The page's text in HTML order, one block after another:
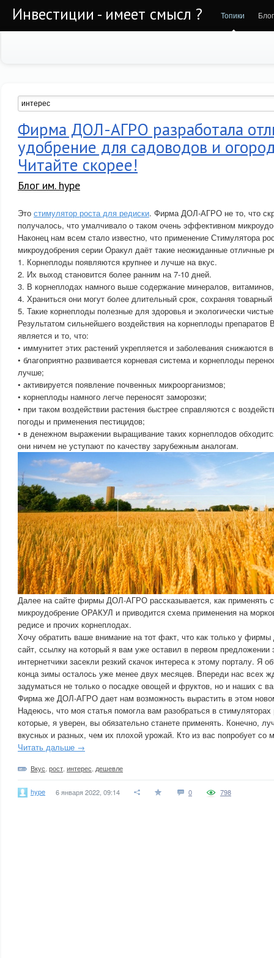
Инвестиции - имеет смысл ? Топики
Фирма ДОЛ-АГРО разработала
удобрение для садоводов и
Читайте скорее!
Блог им. hype
Это стимулятор роста для редиски. Фирма ДОЛ-АГРО не то, что
получалось, что умалчивало о таком очень эффективном
Наконец нам всем стало известно, что применение Стимулятора
микроудобрения серии Оракул даёт такие неожиданные отличные
1. Корнеплоды появляются крупнее и лучше на вкус.
2. Их выход становится более ранним на 7-10 дней.
3. В корнеплодах намного выше содержание минералов,
4. Храниться они могут более длительный срок, сохраняя
5. Такие корнеплоды полезные для здоровья и экологически
Результатом сильнейшего воздействия на корнеплоды
является и то, что:
• иммунитет этих растений укрепляется и заболевания снижаются
• благоприятно развивается корневая система и корнеплоды
лучше;
• активируется появление почвенных микроорганизмов;
• корнеплоды намного легче переносят заморозки;
• при таком воздействии растения быстрее справляются с
погоды и применения пестицидов;
• в денежном выражении выращивание таких корнеплодов
они ничем не уступают по качеству зарубежным аналогам.
Далее на сайте фирмы ДОЛ-АГРО рассказывается, как применять
микроудобрение ОРАКУЛ и приводится схема применения на
редисе и прочих корнеплодах.
Хочу обратить ваше внимание на тот факт, что как только у
сайт, ссылку на который я вам уже оставил в первом предложении
интернетчики засекли резкий скачок интереса к этому порталу. Я
конца зимы осталось уже менее двух месяцев. Впереди нас всех
задуматься не только о посадке овощей и фруктов, но и наших с
Фирма же ДОЛ-АГРО дает нам возможность вырастить в этом
Надеюсь, что моя статья помогла вам разобраться в
которые, я уверен, вы обязательно станете применять. Конечно,
вкусных и разных, чем их плохой урожай. Кто из вас попробует со
Читать дальше →
Вкус рост интерес дешевле
hype 6 января 2022, 09:14 0 798